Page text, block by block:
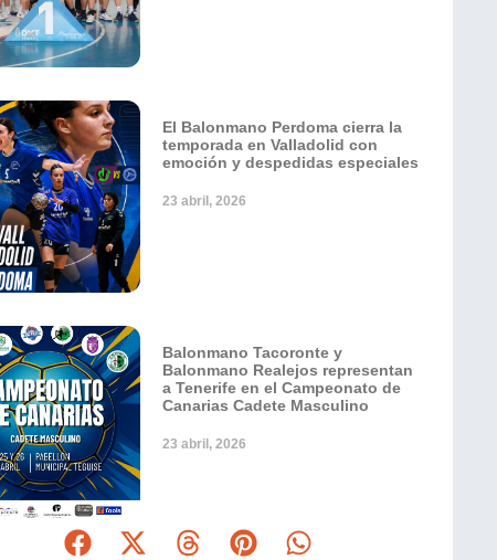
El Balonmano Perdoma cierra la
temporada en Valladolid con
emoción y despedidas especiales
23 abril, 2026
Balonmano Tacoronte y
Balonmano Realejos representan
a Tenerife en el Campeonato de
Canarias Cadete Masculino
23 abril, 2026